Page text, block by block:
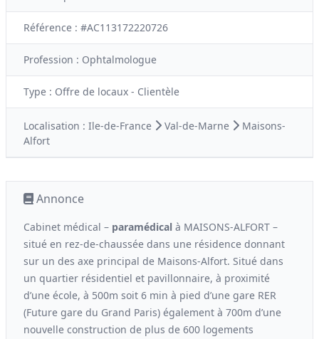
Référence : #AC113172220726
Profession : Ophtalmologue
Type : Offre de locaux - Clientèle
Localisation : Ile-de-France Val-de-Marne
Maisons-
Alfort
Annonce
Cabinet médical – paramédical à MAISONS-ALFORT –
situé en rez-de-chaussée dans une résidence donnant
sur un des axe principal de Maisons-Alfort. Situé dans
un quartier résidentiel et pavillonnaire, à proximité
d’une école, à 500m soit 6 min à pied d’une gare RER
(Future gare du Grand Paris) également à 700m d’une
nouvelle construction de plus de 600 logements